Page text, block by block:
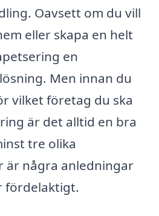
Oavsett om du vill
eller skapa en helt
en
Men innan du
vilket företag du ska
är det alltid en bra
tre olika
är några anledningar
fördelaktigt.